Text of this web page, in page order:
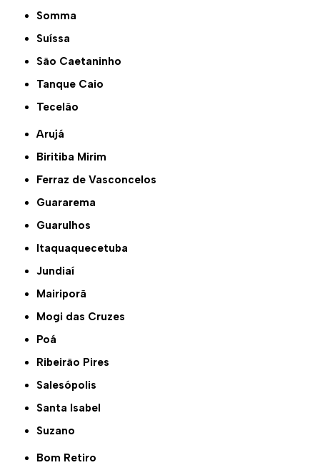
Somma
Suíssa
São Caetaninho
Tanque Caio
Tecelão
Arujá
Biritiba Mirim
Ferraz de Vasconcelos
Guararema
Guarulhos
Itaquaquecetuba
Jundiaí
Mairiporã
Mogi das Cruzes
Poá
Ribeirão Pires
Salesópolis
Santa Isabel
Suzano
Bom Retiro